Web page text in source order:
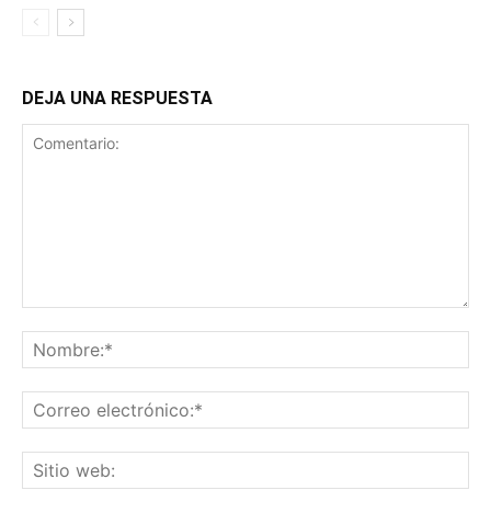
DEJA UNA RESPUESTA